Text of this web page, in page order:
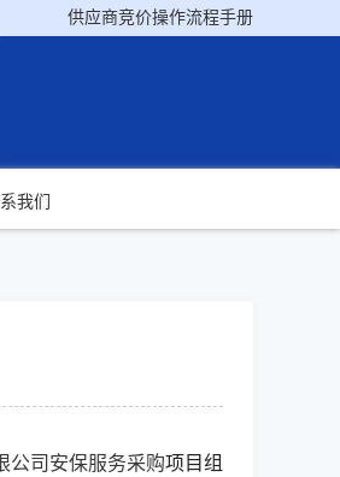
供应商竞价操作流程手册
我们
公司安保服务采购项目组